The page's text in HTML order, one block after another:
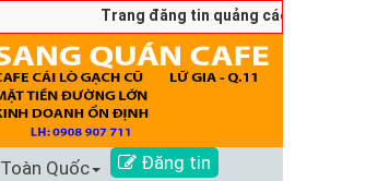
Trang đăng tin quảng cáo sang nhượng
Toàn Quốc Đăng tin